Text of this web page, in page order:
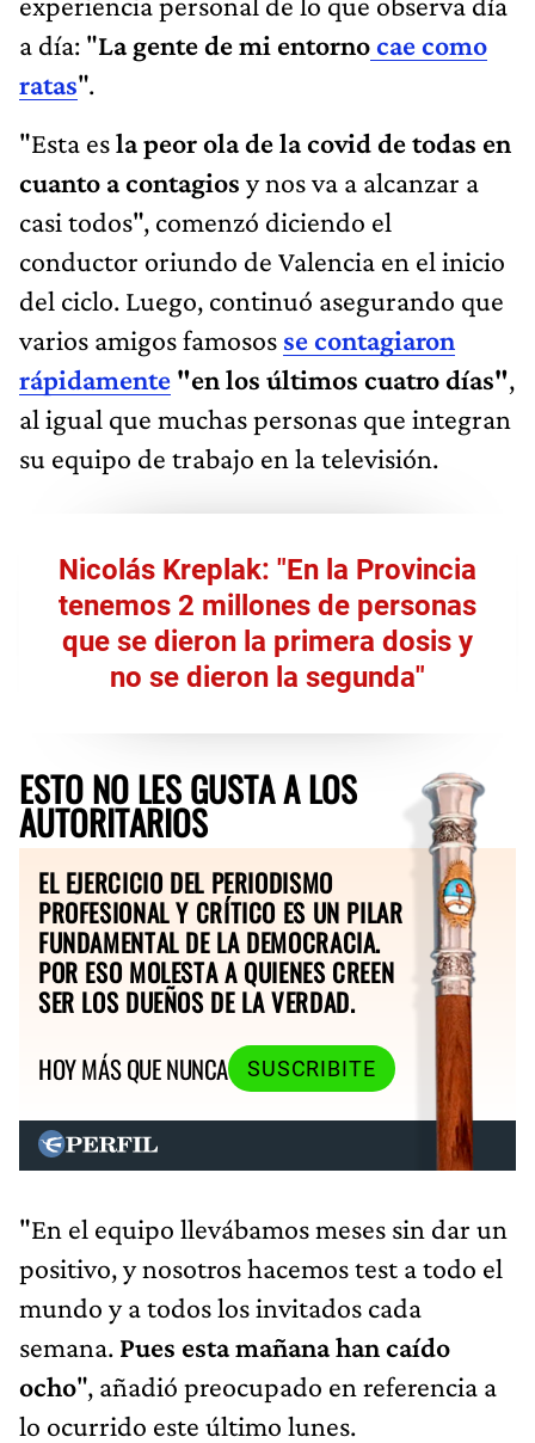
a día: "La gente de mi entornocae como
ratas".
"Esta esla peor ola de la covidde todas en
cuanto a contagios y nos va a alcanzar a
casi todos", comenzó diciendo el
conductor oriundo de Valencia en el inicio
del ciclo. Luego, continuó asegurando que
varios amigos famosos se contagiaron
rápidamente "en los últimos cuatro días",
al igual que muchas personas que integran
su equipo de trabajo en la televisión.
Nicolás Kreplak: "En la Provincia
tenemos 2 millones de personas
que se dieron la primera dosis y
no se dieron la segunda"
ESTO NO LES GUSTA A LOS
AUTORITARIOS
EL EJERCICIO DEL PERIODISMO
PROFESIONAL Y CRÍTICO ES UN PILAR
FUNDAMENTAL DE LA DEMOCRACIA.
POR ESO MOLESTA A QUIENES CREEN
SER LOS DUEÑOS DE LA VERDAD.
HOY MÁS QUE NUNCA
SUSCRIBITE
"En el equipo llevábamos meses sin dar un
positivo, y nosotros hacemos test a todo el
mundo y a todos los invitados cada
semana. Pues esta mañana han caído
ocho", añadió preocupado en referencia a
lo ocurrido este último lunes.